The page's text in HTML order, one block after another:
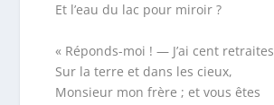
Et l’eau du lac pour miroir ?
« Réponds-moi ! — J’ai cent retraites
Sur la terre et dans les cieux,
Monsieur mon frère ; et vous êtes